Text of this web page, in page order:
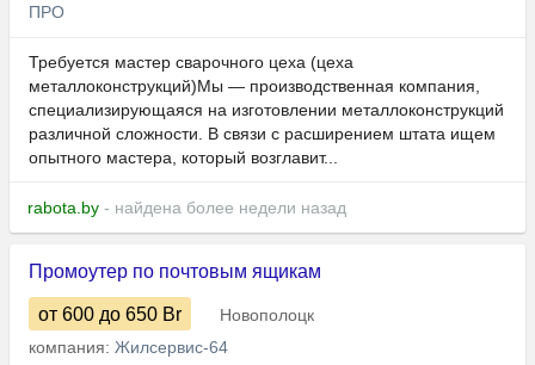
ПРО
Требуется мастер сварочного цеха (цеха
металлоконструкций)Мы — производственная компания,
специализирующаяся на изготовлении металлоконструкций
различной сложности. В связи с расширением штата ищем
опытного мастера, который возглавит...
rabota.by - найдена более недели назад
Промоутер по почтовым ящикам
от 600 до 650 Br
Новополоцк
компания: Жилсервис-64